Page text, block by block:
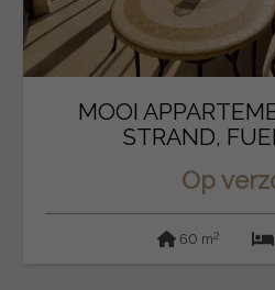
MOOI
STRAND,
Op
60 m2